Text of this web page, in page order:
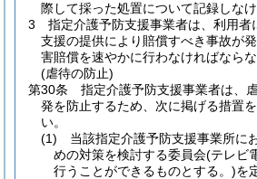
際して採った処置について記録しなけ
3
指定介護予防支援事業者は、利用者
支援の提供により賠償すべき事故が
害賠償を速やかに行わなければならな
(虐待の防止)
第30条
指定介護予防支援事業者は、
発を防止するため、次に掲げる措置
い。
(1)
当該指定介護予防支援事業所に
めの対策を検討する委員会(テレビ
行うことができるものとする。)を